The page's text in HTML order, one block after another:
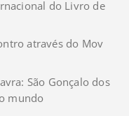
do Livro de
através do Mov
São Gonçalo dos
mundo